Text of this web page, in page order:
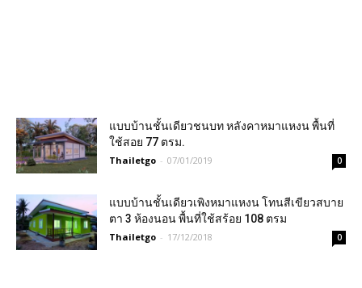
แบบบ้านชั้นเดียวชนบท หลังคาหมาแหงน พื้นที่
ใช้สอย 77 ตรม.
Thailetgo - 07/01/2019 0
แบบบ้านชั้นเดียวเพิงหมาแหงน โทนสีเขียวสบาย
ตา 3 ห้องนอน พื้นที่ใช้สร้อย 108 ตรม
Thailetgo - 17/12/2018 0